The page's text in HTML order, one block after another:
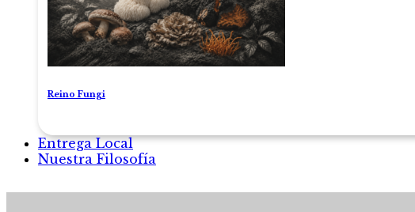
Reino Fungi
Entrega Local
Nuestra Filosofía